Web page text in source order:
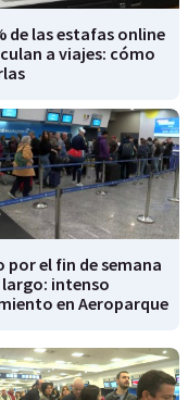
de las estafas online
a viajes: cómo
por el fin de semana
intenso
en Aeroparque